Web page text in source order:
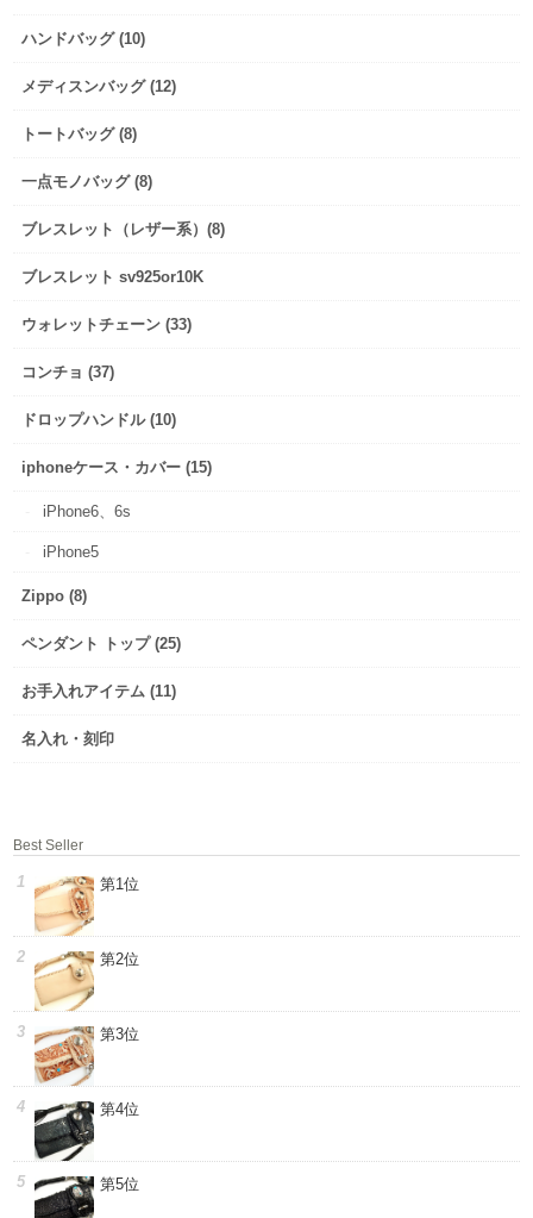
ハンドバッグ (10)
メディスンバッグ (12)
トートバッグ (8)
一点モノバッグ (8)
ブレスレット（レザー系）(8)
ブレスレット sv925or10K
ウォレットチェーン (33)
コンチョ (37)
ドロップハンドル (10)
iphoneケース・カバー (15)
iPhone6、6s
iPhone5
Zippo (8)
ペンダント トップ (25)
お手入れアイテム (11)
名入れ・刻印
Best Seller
第1位
第2位
第3位
第4位
第5位